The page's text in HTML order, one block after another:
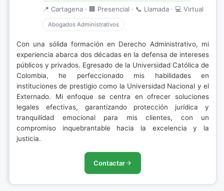
📍 Cartagena · 🏢 Presencial · 📞 Llamada · 💻 Virtual
Abogados Administrativos
Con una sólida formación en Derecho Administrativo, mi
experiencia abarca dos décadas en la defensa de intereses
públicos y privados. Egresado de la Universidad Católica de
Colombia, he perfeccionado mis habilidades en
instituciones de prestigio como la Universidad Nacional y el
Externado. Mi enfoque se centra en ofrecer soluciones
legales efectivas, garantizando protección jurídica y
tranquilidad emocional para mis clientes, con un
compromiso inquebrantable hacia la excelencia y la
justicia.
Contactar